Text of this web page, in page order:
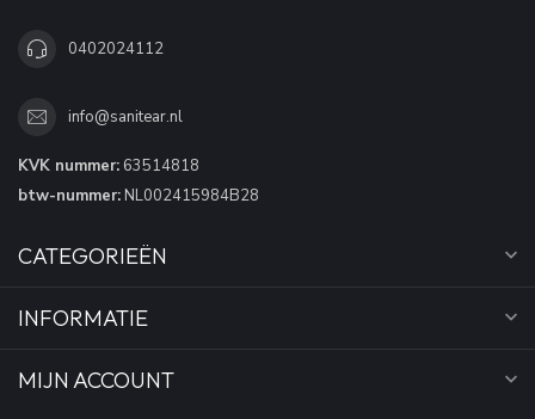
0402024112
info@sanitear.nl
KVK nummer: 63514818
btw-nummer: NL002415984B28
CATEGORIEËN
INFORMATIE
MIJN ACCOUNT